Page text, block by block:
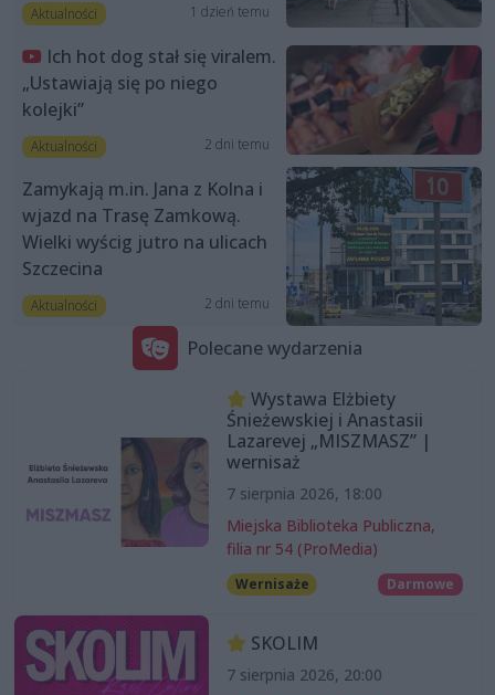
Aktualności 1 dzień temu
Ich hot dog stał się viralem.
„Ustawiają się po niego
kolejki”
Aktualności 2 dni temu
Zamykają m.in. Jana z Kolna i
wjazd na Trasę Zamkową.
Wielki wyścig jutro na ulicach
Szczecina
Aktualności 2 dni temu
Polecane wydarzenia
Wystawa Elżbiety
Śnieżewskiej i Anastasii
Lazarevej „MISZMASZ” |
wernisaż
7 sierpnia 2026, 18:00
Miejska Biblioteka Publiczna,
filia nr 54 (ProMedia)
Wernisaże Darmowe
SKOLIM
7 sierpnia 2026, 20:00